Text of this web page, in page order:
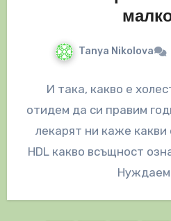
Tanya Nikolova
И така, какво е
отидем да си правим
лекарят ни каже какви
HDL какво всъщност
Нуждаем